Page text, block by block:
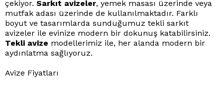
çekiyor. Sarkıt avizeler, yemek masası üzerinde veya
mutfak adası üzerinde de kullanılmaktadır. Farklı
boyut ve tasarımlarda sunduğumuz tekli sarkıt
avizeler ile evinize modern bir dokunuş katabilirsiniz.
Tekli avize modellerimiz ile, her alanda modern bir
aydınlatma sağlıyoruz.
Avize Fiyatları